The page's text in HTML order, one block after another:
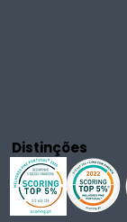
Distinções